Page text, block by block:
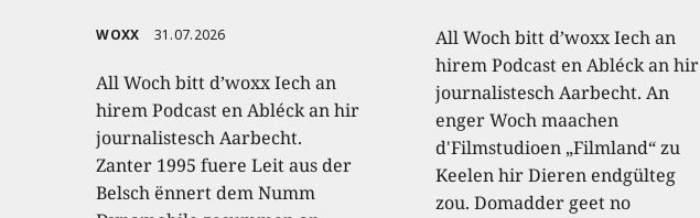
WOXX 31.07.2026
All Woch bitt d’woxx Iech an
hirem Podcast en Abléck an hir
journalistesch Aarbecht.
Zanter 1995 fuere Leit aus der
Belsch ënnert dem Numm
All Woch bitt d’woxx Iech an
hirem Podcast en Abléck an hir
journalistesch Aarbecht. An
enger Woch maachen
d'Filmstudioen „Filmland“ zu
Keelen hir Dieren endgülteg
zou. Domadder geet no